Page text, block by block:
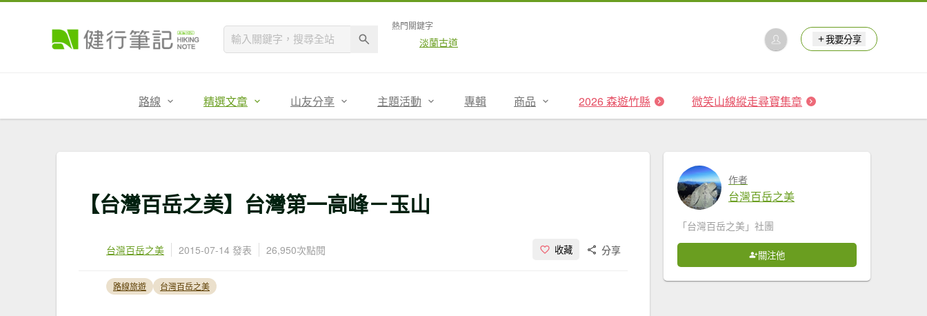
熱門關鍵字
淡蘭古道 我要分享
路線 精選文章 山友分享 主題活動 專輯 商品 2026 森遊竹縣 微笑山線縱走尋寶集章
【台灣百岳之美】台灣第一高峰－玉山
台灣百岳之美 2015-07-14 發表 26,950次點閱 收藏 分享
路線旅遊 台灣百岳之美
作者
台灣百岳之美
「台灣百岳之美」社團
關注他